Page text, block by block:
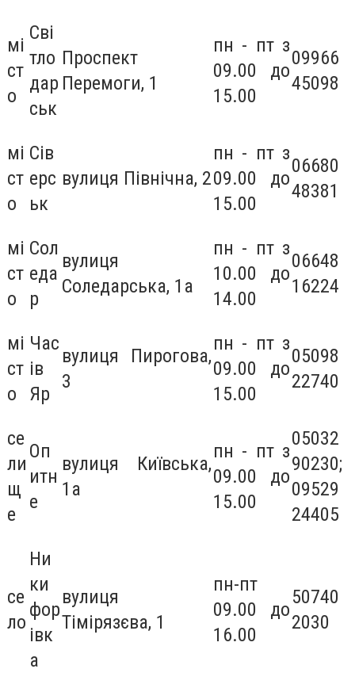
мі
ст
о
Сві
тло
дар
ськ
Проспект
Перемоги, 1
пн - пт з
09.00 до
15.00
09966
45098
мі
ст
о
Сів
ерс
ьк
вулиця Північна, 2
пн - пт з
09.00 до
15.00
06680
48381
мі
ст
о
Сол
еда
р
вулиця
Соледарська, 1а
пн - пт з
10.00 до
14.00
06648
16224
мі
ст
о
Час
ів
Яр
вулиця Пирогова,
3
пн - пт з
09.00 до
15.00
05098
22740
се
ли
щ
е
Оп
итн
е
вулиця Київська,
1а
пн - пт з
09.00 до
15.00
05032
90230;
09529
24405
се
ло
Ни
ки
фор
івк
а
вулиця
Тімірязєва, 1
пн-пт
09.00 до
16.00
50740
2030